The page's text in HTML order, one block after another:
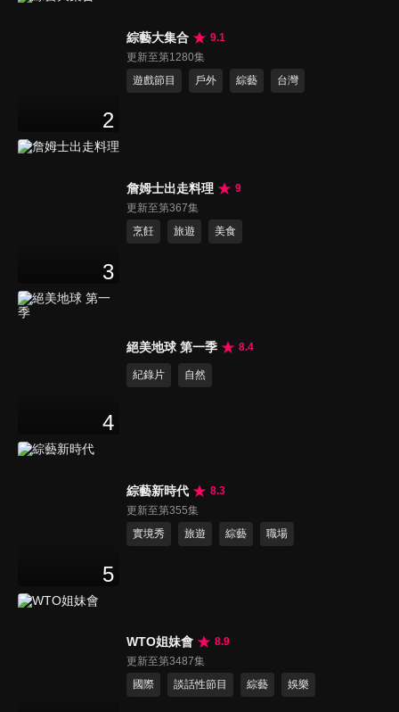
2
綜藝大集合
9.1
更新至第1280集
遊戲節目
戶外 綜藝 台灣
3
詹姆士出走料理
9
更新至第367集
烹飪
旅遊 美食
4
絕美地球 第一季 8.4
紀錄片 自然
5
綜藝新時代
8.3
更新至第355集
實境秀
旅遊 綜藝 職場
WTO姐妹會
8.9
更新至第3487集
國際
談話性節目 綜藝 娛樂